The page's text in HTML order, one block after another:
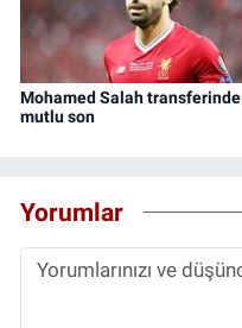
Mohamed Salah transferinde
mutlu son
Yorumlar